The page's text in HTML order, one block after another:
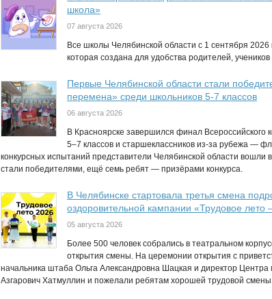
школа»
07 августа 2026
Все школы Челябинской области с 1 сентября
которая создана для удобства родителей, учеников
Первые Челябинской области стали
перемена» среди школьников 5-7 классов
06 августа 2026
В Красноярске завершился финал
5–7 классов и старшеклассников из-за рубежа —
конкурсных испытаний представители Челябинской области вошли
стали победителями, ещё семь ребят — призёрами конкурса.
В Челябинске стартовала третья смена
оздоровительной кампании «Трудовое лето
05 августа 2026
Более 500 человек собрались в театральном
открытия смены. На церемонии открытия с
начальника штаба Ольга Александровна Шацкая и директор
Азгарович Хатмуллин и пожелали ребятам хорошей трудовой